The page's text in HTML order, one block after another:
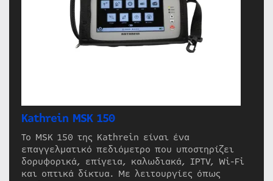
Kathrein MSK 150
Το MSK 150 της Kathrein είναι ένα
επαγγελματικό πεδιόμετρο που υποστηρίζει
δορυφορικά, επίγεια, καλωδιακά, IPTV, Wi-Fi
και οπτικά δίκτυα. Με λειτουργίες όπως